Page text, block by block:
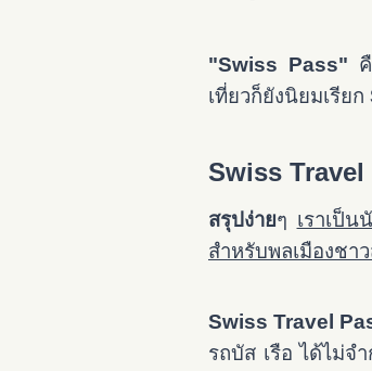
"Swiss Pass"
เที่ยวก็ยังนิยมเรียก
Swiss
สรุปง่ายๆ เราเป็น
สำหรับพลเมืองชา
Swiss Travel
รถบัส เรือ ได้ไม่จ